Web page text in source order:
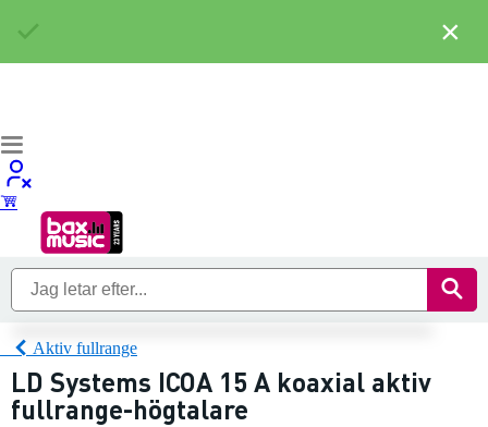
Aktiv fullrange
LD Systems ICOA 15 A koaxial aktiv
fullrange-högtalare
×